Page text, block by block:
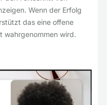
Wenn der Erfolg
das eine offene
wahrgenommen wird.